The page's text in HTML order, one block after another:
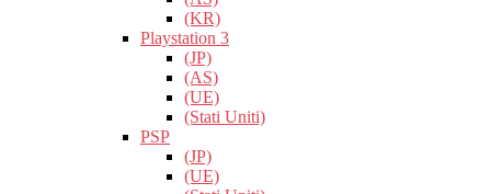
(KR)
Playstation 3
(JP)
(AS)
(UE)
(Stati Uniti)
PSP
(JP)
(UE)